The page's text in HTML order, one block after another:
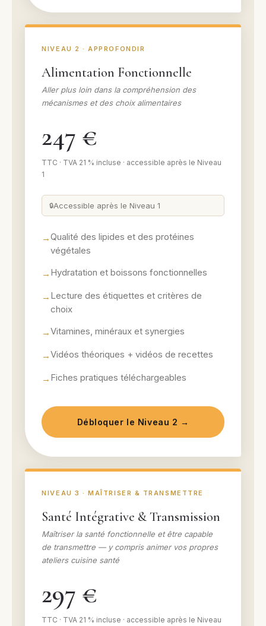
NIVEAU 2 · APPROFONDIR
Alimentation Fonctionnelle
Aller plus loin dans la compréhension des
mécanismes et des choix alimentaires
247 €
TTC · TVA 21 % incluse · accessible après le Niveau
1
Accessible après le Niveau 1
Qualité des lipides et des protéines
végétales
Hydratation et boissons fonctionnelles
Lecture des étiquettes et critères de
choix
Vitamines, minéraux et synergies
Vidéos théoriques + vidéos de recettes
Fiches pratiques téléchargeables
Débloquer le Niveau 2 →
NIVEAU 3 · MAÎTRISER & TRANSMETTRE
Santé Intégrative & Transmission
Maîtriser la santé fonctionnelle et être capable
de transmettre — y compris animer vos propres
ateliers cuisine santé
297 €
TTC · TVA 21 % incluse · accessible après le Niveau